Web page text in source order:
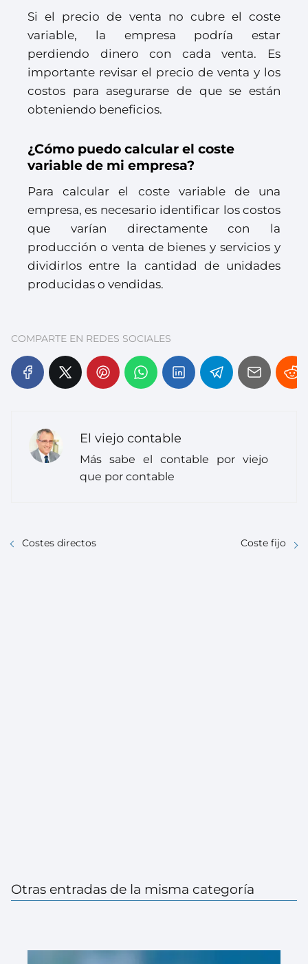
Si el precio de venta no cubre el coste
variable, la empresa podría estar
perdiendo dinero con cada venta. Es
importante revisar el precio de venta y los
costos para asegurarse de que se están
obteniendo beneficios.
¿Cómo puedo calcular el coste
variable de mi empresa?
Para calcular el coste variable de una
empresa, es necesario identificar los costos
que varían directamente con la
producción o venta de bienes y servicios y
dividirlos entre la cantidad de unidades
producidas o vendidas.
COMPARTE EN REDES SOCIALES
El viejo contable
Más sabe el contable por viejo
que por contable
Costes directos Coste fijo
Otras entradas de la misma categoría